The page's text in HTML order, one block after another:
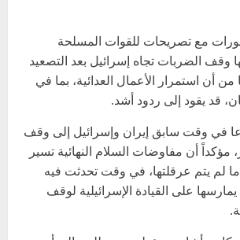
مع تصريحات للقوات المسلحة
وقف الضربات تجاه إسرائيل بعد التصعيد
من أن استمرار الأعمال العدائية، بما في
قد يقود إلى ردود أشد.
في وقت سابق إيران وإسرائيل إلى وقف
مؤكداً أن مفاوضات السلام النهائية تسير
ما لم يتم عرقلتها، في وقت تحدثت فيه
على القيادة الإسرائيلية لوقف